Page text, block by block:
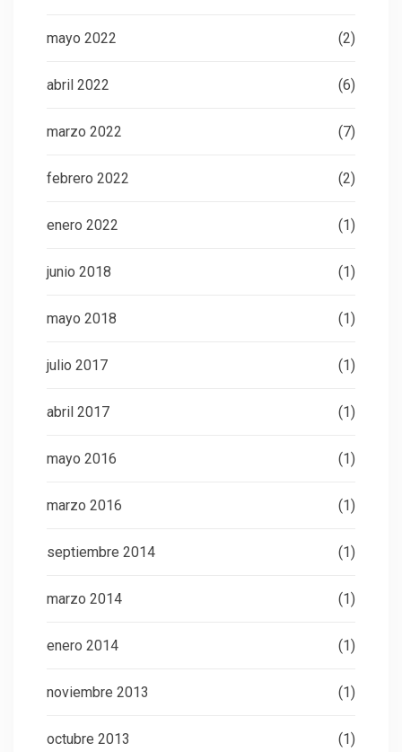
mayo 2022 (2)
abril 2022 (6)
marzo 2022 (7)
febrero 2022 (2)
enero 2022 (1)
junio 2018 (1)
mayo 2018 (1)
julio 2017 (1)
abril 2017 (1)
mayo 2016 (1)
marzo 2016 (1)
septiembre 2014 (1)
marzo 2014 (1)
enero 2014 (1)
noviembre 2013 (1)
octubre 2013 (1)